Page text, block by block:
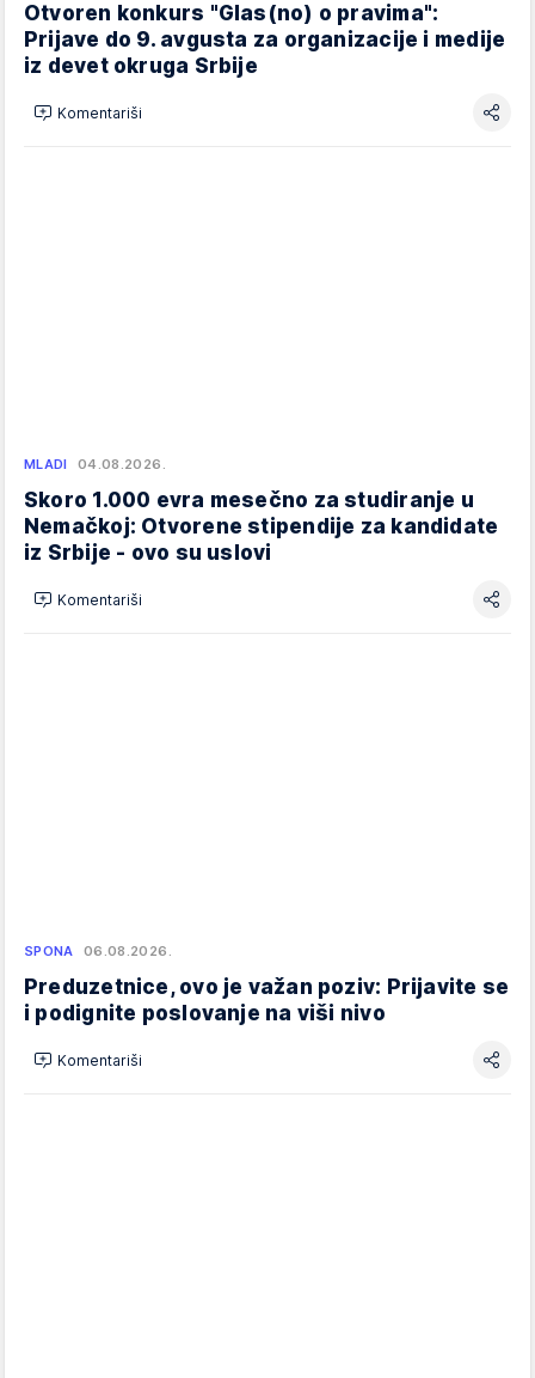
Otvoren konkurs "Glas(no) o pravima":
Prijave do 9. avgusta za organizacije i medije
iz devet okruga Srbije
Komentariši
MLADI 04.08.2026.
Skoro 1.000 evra mesečno za studiranje u
Nemačkoj: Otvorene stipendije za kandidate
iz Srbije - ovo su uslovi
Komentariši
SPONA 06.08.2026.
Preduzetnice, ovo je važan poziv: Prijavite se
i podignite poslovanje na viši nivo
Komentariši